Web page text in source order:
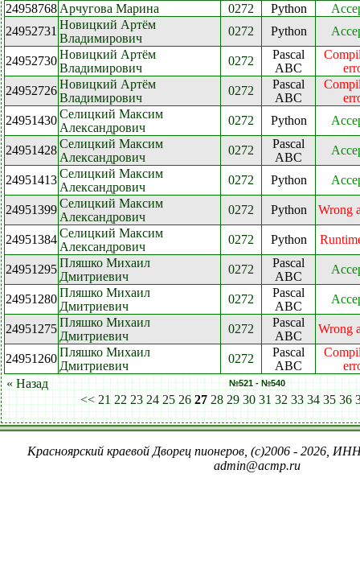
24958768 Арчугова Марина 0272 Python
24952731 Новицкий Артём
Владимирович
0272 Python
24952730Новицкий Артём
Владимирович
0272
Pascal
ABC
24952726Новицкий Артём
Владимирович
0272
Pascal
ABC
24951430Селицкий Максим
Александрович
0272 Python
24951428Селицкий Максим
Александрович
0272
Pascal
ABC
24951413Селицкий Максим
Александрович
0272 Python
24951399Селицкий Максим
Александрович
0272 Python Wrong
24951384Селицкий Максим
Александрович
0272 Python
24951295Пляшко Михаил
Дмитриевич
0272
Pascal
ABC
24951280Пляшко Михаил
Дмитриевич
0272
Pascal
ABC
24951275Пляшко Михаил
Дмитриевич
0272
Pascal
ABC
Wrong
24951260Пляшко Михаил
Дмитриевич
0272
Pascal
ABC
« Назад
№521 - №540
<< 21 22 23 24 25 26 27 28 29 30 31 32 33 34 35 36
Красноярский краевой Дворец пионеров, (c)2006 - 2026,
admin@acmp.ru